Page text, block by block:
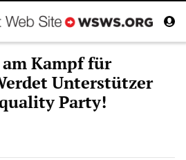
Kampf für
Unterstützer
Party!